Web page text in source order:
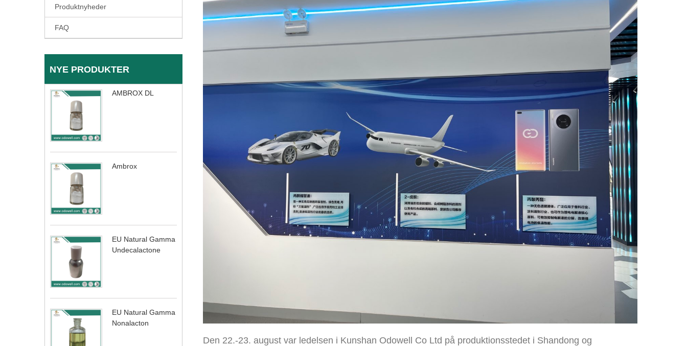
Produktnyheder
FAQ
NYE PRODUKTER
AMBROX DL
Ambrox
EU Natural Gamma
Undecalactone
EU Natural Gamma
Nonalacton
Den 22.-23. august var ledelsen i Kunshan Odowell Co Ltd på produktionsstedet i Shandong og